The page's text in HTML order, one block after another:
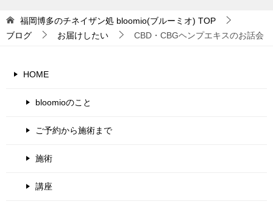
福岡博多のチネイザン処 bloomio(ブルーミオ) TOP
ブログ
お届けしたい CBD・CBGヘンプエキスのお話会
HOME
bloomioのこと
ご予約から施術まで
施術
講座